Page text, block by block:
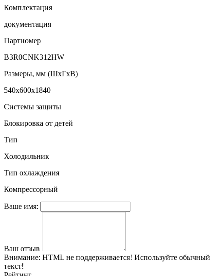
Комплектация
документация
Партномер
B3R0CNK312HW
Размеры, мм (ШхГхВ)
540x600x1840
Системы защиты
Блокировка от детей
Тип
Холодильник
Тип охлаждения
Компрессорный
Ваше имя:
Ваш отзыв
Внимание: HTML не поддерживается! Используйте обычный
текст!